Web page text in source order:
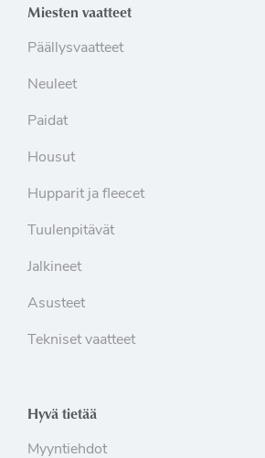
Miesten vaatteet
Päällysvaatteet
Neuleet
Paidat
Housut
Hupparit ja fleecet
Tuulenpitävät
Jalkineet
Asusteet
Tekniset vaatteet
Hyvä tietää
Myyntiehdot